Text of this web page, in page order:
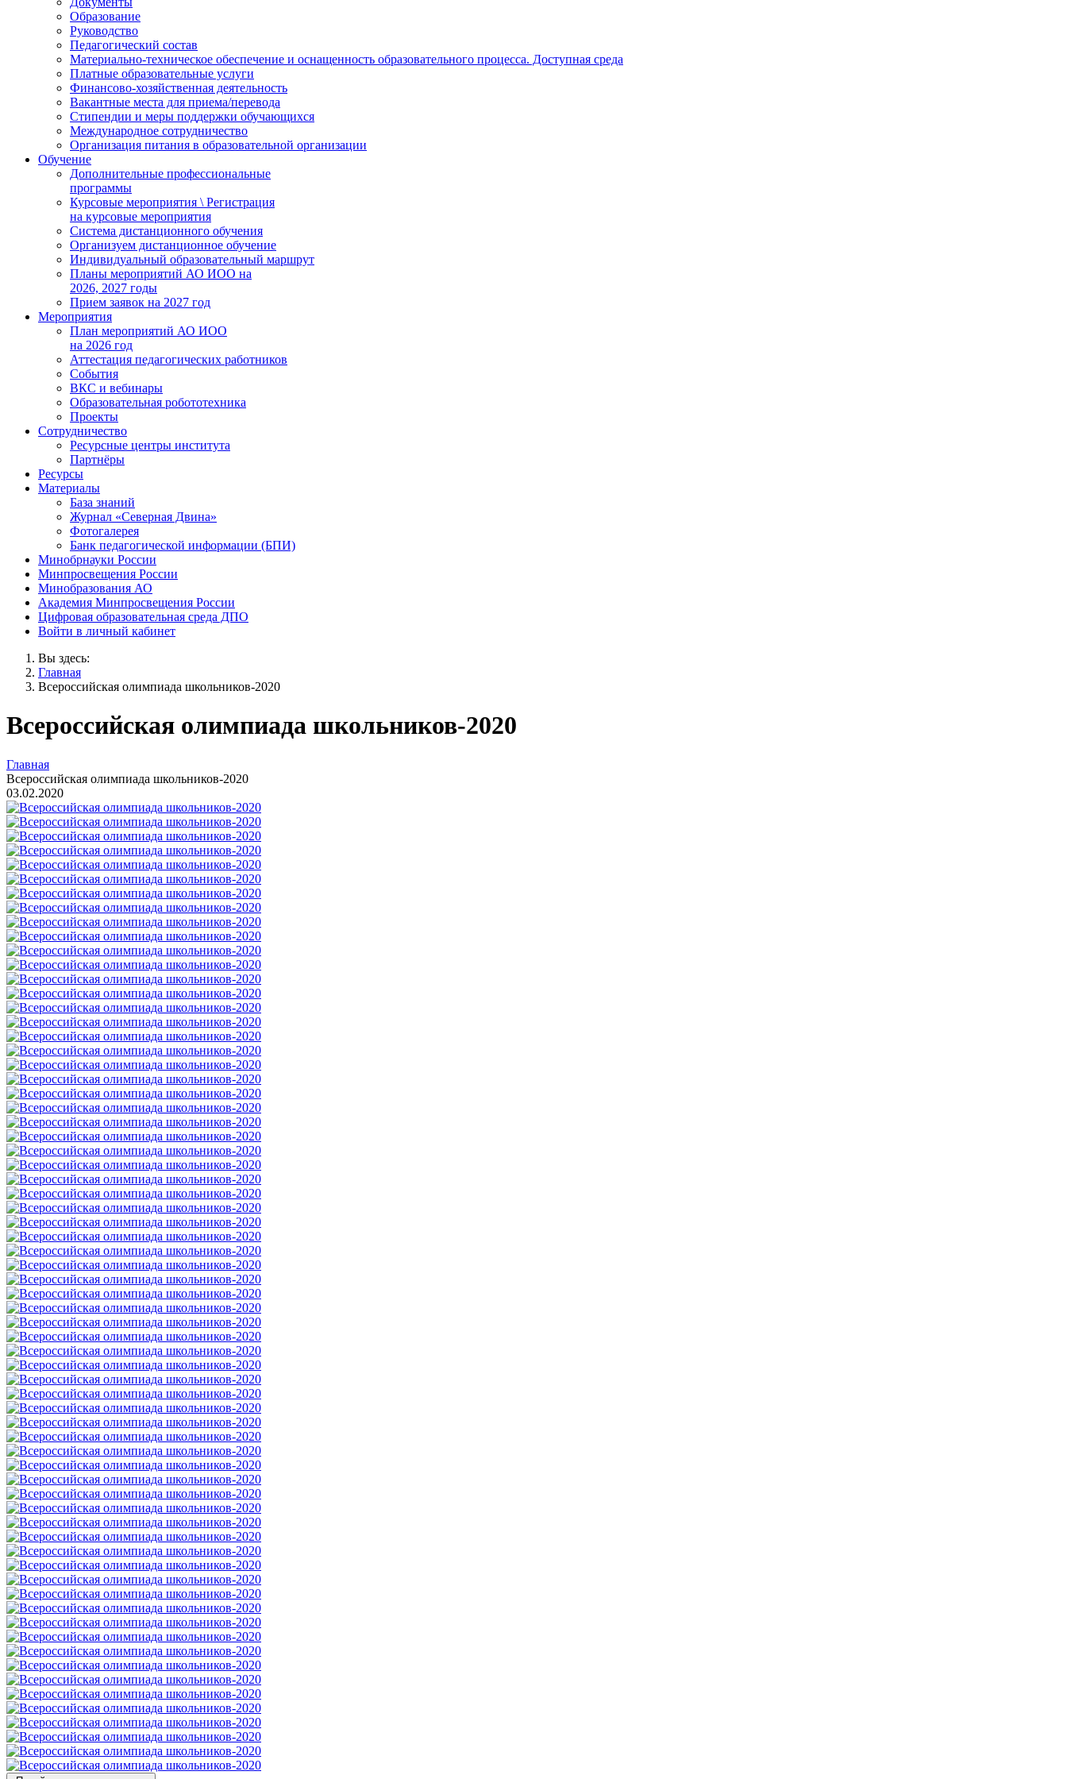
Образование
Руководство
Педагогический состав
Материально-техническое обеспечение и оснащенность образовательного процесса. Доступная среда
Платные образовательные услуги
Финансово-хозяйственная деятельность
Вакантные места для приема/перевода
Стипендии и меры поддержки обучающихся
Международное сотрудничество
Организация питания в образовательной организации
Обучение
Дополнительные профессиональные
программы
Курсовые мероприятия \ Регистрация
на курсовые мероприятия
Система дистанционного обучения
Организуем дистанционное обучение
Индивидуальный образовательный маршрут
Планы мероприятий АО ИОО на
2026, 2027 годы
Прием заявок на 2027 год
Мероприятия
План мероприятий АО ИОО
на 2026 год
Аттестация педагогических работников
События
ВКС и вебинары
Образовательная робототехника
Проекты
Сотрудничество
Ресурсные центры института
Партнёры
Ресурсы
Материалы
База знаний
Журнал «Северная Двина»
Фотогалерея
Банк педагогической информации (БПИ)
Минобрнауки России
Минпросвещения России
Минобразования АО
Академия Минпросвещения России
Цифровая образовательная среда ДПО
Войти в личный кабинет
Вы здесь:
Главная
Всероссийская олимпиада школьников-2020
Всероссийская олимпиада школьников-2020
Главная
Всероссийская олимпиада школьников-2020
03.02.2020